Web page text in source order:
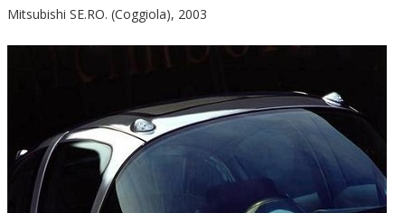
Mitsubishi SE.RO. (Coggiola), 2003